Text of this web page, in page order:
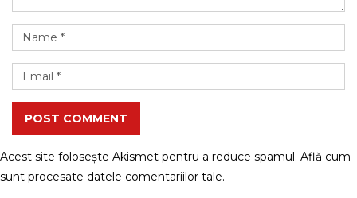
POST COMMENT
Acest site folosește Akismet pentru a reduce spamul. Află cum
sunt procesate datele comentariilor tale.